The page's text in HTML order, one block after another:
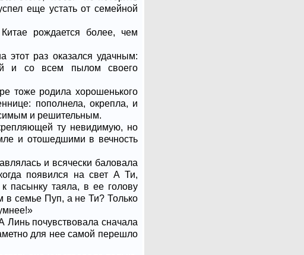
еще устать от семейной
рождается более, чем
раз оказался удачным:
и со всем пылом своего
тоже родила хорошенького
пополнела, окрепла, и
и решительным.
ту невидимую, но
и отошедшими в вечность
и всячески баловала
появился на свет А Ти,
пасынку таяла, в ее голову
в семье Пуп, а не Ти? Только
почувствовала сначала
для нее самой перешло